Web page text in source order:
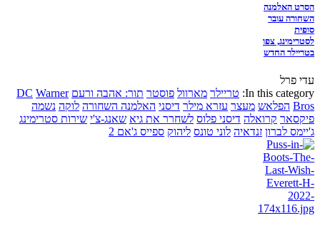
הסרט האלמנה
השחורה עובר
סופית
לסטרימינג, צפו
בטריילר החדש
עדי פרל
In this category: טריילר מארוול פוסטר תור: אהבה ורעם DC Warner
Bros הפלאש מעצר עזרא מילר דיסני האלמנה השחורה לוקה נשמה
פיקסאר קרואלה דיסני פלוס לשחרר את גיא שאנג-צ'י שירות סטרימינג
ג'יימס לברון זנדאיה לוני טונס ליהוק ספייס ג'אם 2